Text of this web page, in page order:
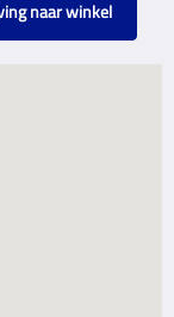
naar winkel